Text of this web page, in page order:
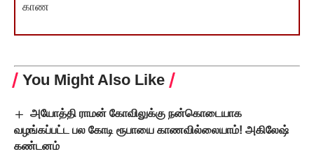
காண
You Might Also Like
அயோத்தி ராமன் கோவிலுக்கு நன்கொடையாக
வழங்கப்பட்ட பல கோடி ரூபாயை காணவில்லையாம்! அகிலேஷ்
கண்டனம்